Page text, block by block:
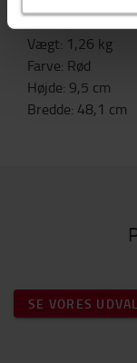
Vægt: 1,26 kg
Farve: Rød
Højde: 9,5 cm
Bredde: 48,1 cm
SE VORES